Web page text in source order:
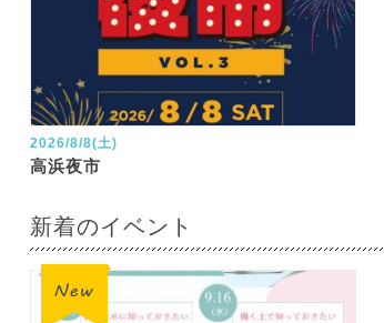
2026/8/8(土)
高浜夜市
新着のイベント